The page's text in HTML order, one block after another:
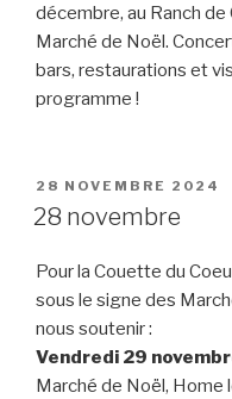
décembre, au Ranch de
Marché de Noël.
bars, restaurations et
programme !
PUBLIÉ
LE
28 NOVEMBRE 2024
28 novembre
Pour la Couette du
sous le signe des
nous soutenir :
Vendredi 29
Marché de Noël, Home